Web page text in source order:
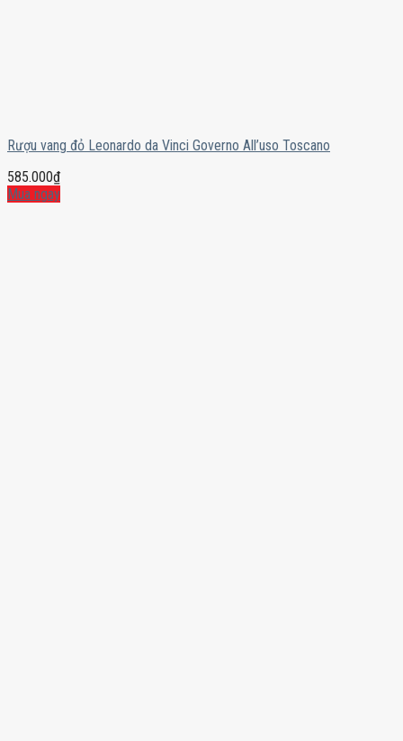
Rượu vang đỏ Leonardo da Vinci Governo All’uso Toscano
585.000₫
Mua ngay